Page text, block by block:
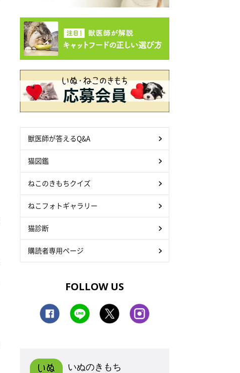
獣医師が答えるQ&A
猫図鑑
ねこのきもちクイズ
ねこフォトギャラリー
猫診断
購読者専用ページ
FOLLOW US
いぬのきもち